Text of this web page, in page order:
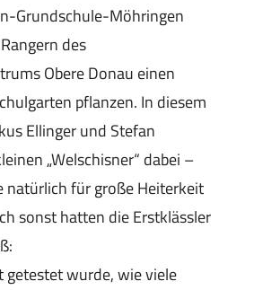
Grundschule-Möhringen
des
Obere Donau einen
pflanzen. In diesem
Ellinger und Stefan
„Welschisner“ dabei –
natürlich für große Heiterkeit
sonst hatten die Erstklässler
getestet wurde, wie viele